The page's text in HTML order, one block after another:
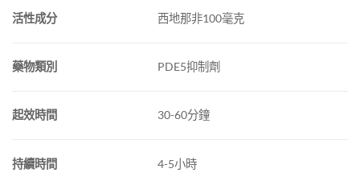
活性成分 西地那非100毫克
藥物類別 PDE5抑制劑
起效時間 30-60分鐘
持續時間 4-5小時